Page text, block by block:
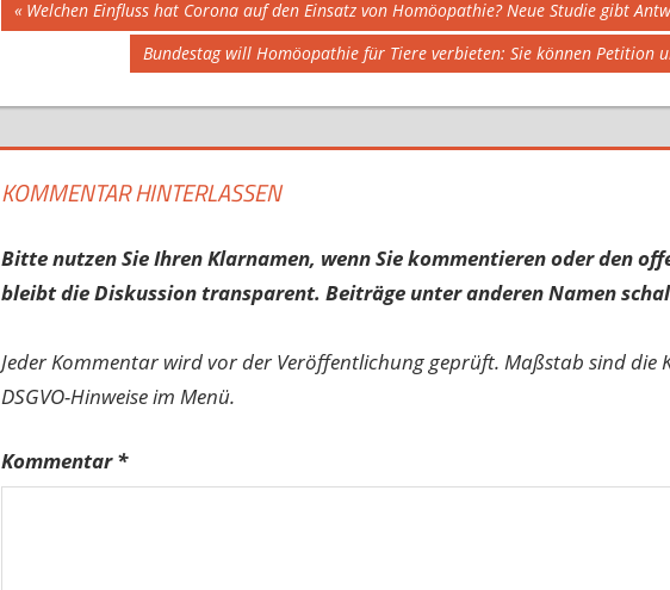
Beitragsnavigation
Vorheriger
Beitrag:
Welchen Einfluss hat Corona auf den Einsatz von Homöopathie? Neue Studie gibt
Nächster
Beitrag:
Bundestag will Homöopathie für Tiere verbieten: Sie können Petition
KOMMENTAR HINTERLASSEN
Bitte nutzen Sie Ihren Klarnamen, wenn Sie kommentieren oder den
bleibt die Diskussion transparent. Beiträge unter anderen Namen
Jeder Kommentar wird vor der Veröffentlichung geprüft. Maßstab sind die
DSGVO-Hinweise im Menü.
Kommentar*